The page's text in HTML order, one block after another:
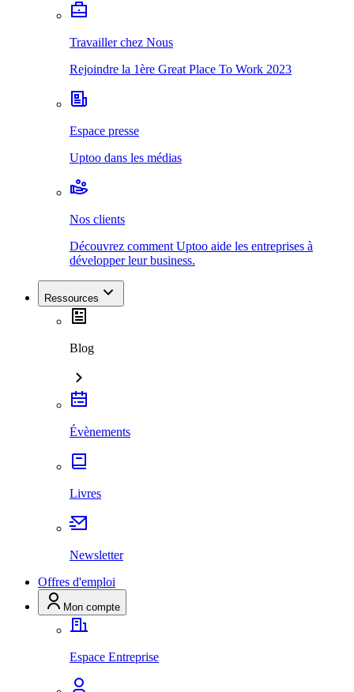
Travailler chez Nous
Rejoindre la 1ère Great Place To Work 2023
Espace presse
Uptoo dans les médias
Nos clients
Découvrez comment Uptoo aide les entreprises à
développer leur business.
Ressources
Blog
Évènements
Livres
Newsletter
Offres d'emploi
Mon compte
Espace Entreprise